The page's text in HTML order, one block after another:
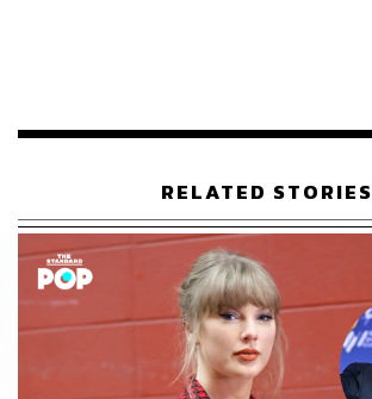
RELATED STORIES